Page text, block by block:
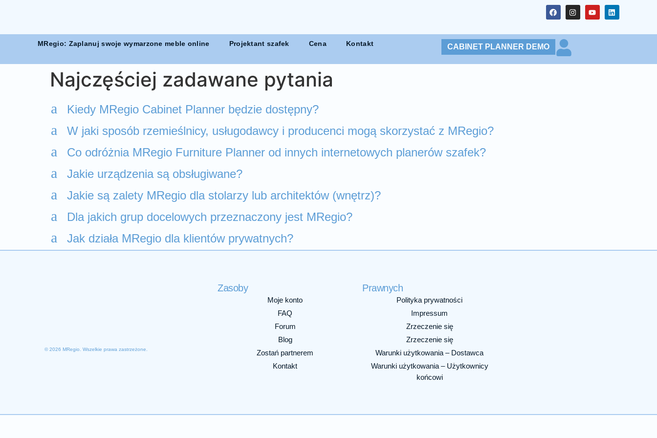
MRegio: Zaplanuj swoje wymarzone meble online Projektant szafek Cena Kontakt CABINET PLANNER DEMO
Najczęściej zadawane pytania
a Kiedy MRegio Cabinet Planner będzie dostępny?
a W jaki sposób rzemieślnicy, usługodawcy i producenci mogą skorzystać z MRegio?
a Co odróżnia MRegio Furniture Planner od innych internetowych planerów szafek?
a Jakie urządzenia są obsługiwane?
a Jakie są zalety MRegio dla stolarzy lub architektów (wnętrz)?
a Dla jakich grup docelowych przeznaczony jest MRegio?
a Jak działa MRegio dla klientów prywatnych?
© 2026 MRegio. Wszelkie prawa zastrzeżone.
Zasoby
Moje konto
FAQ
Forum
Blog
Zostań partnerem
Kontakt
Prawnych
Polityka prywatności
Impressum
Zrzeczenie się
Zrzeczenie się
Warunki użytkowania – Dostawca
Warunki użytkowania – Użytkownicy
końcowi